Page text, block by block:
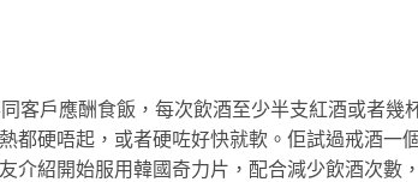
客戶應酬食飯，每次飲酒至少半支紅酒或者幾
都硬唔起，或者硬咗好快就軟。佢試過戒酒一個
介紹開始服用韓國奇力片，配合減少飲酒次數